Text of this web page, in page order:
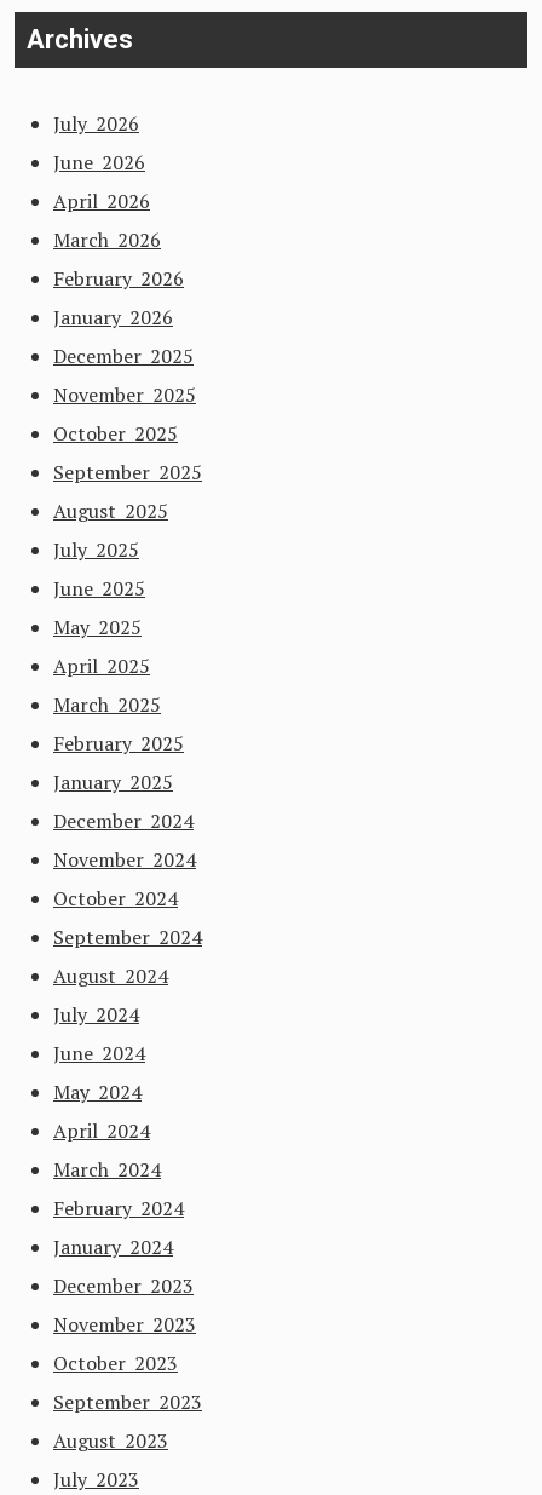
Archives
July 2026
June 2026
April 2026
March 2026
February 2026
January 2026
December 2025
November 2025
October 2025
September 2025
August 2025
July 2025
June 2025
May 2025
April 2025
March 2025
February 2025
January 2025
December 2024
November 2024
October 2024
September 2024
August 2024
July 2024
June 2024
May 2024
April 2024
March 2024
February 2024
January 2024
December 2023
November 2023
October 2023
September 2023
August 2023
July 2023